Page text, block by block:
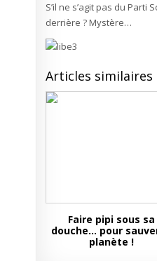
S’il ne s’agit pas du
derrière ? Mystère…
Articles similaires
Faire pipi sous sa
douche… pour
planète !